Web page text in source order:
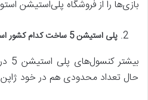
بازی‌ها را از فروشگاه پلی‌استیشن
پلی استیشن 5 ساخت کدام کشور است؟
حال تعداد محدودی هم در خود